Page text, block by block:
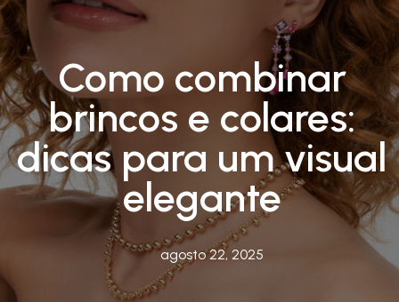
Como combinar
brincos e colares:
dicas para um visual
elegante
agosto 22, 2025